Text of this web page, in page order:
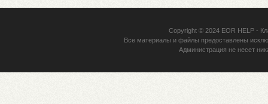
Copyright © 2024 EOR HELP-
Все материалы и файлы предоставлены
Администрация не несет